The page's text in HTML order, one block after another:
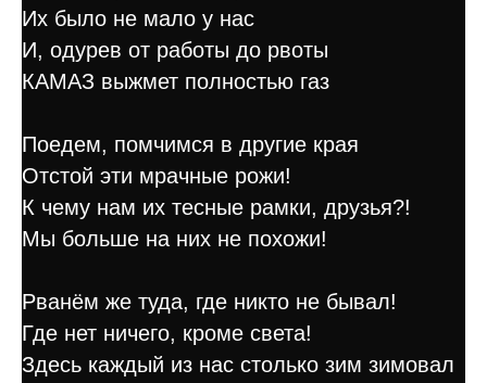
Их было не мало у нас
И, одурев от работы до рвоты
КАМАЗ выжмет полностью газ
Поедем, помчимся в другие края
Отстой эти мрачные рожи!
К чему нам их тесные рамки, друзья?!
Мы больше на них не похожи!
Рванём же туда, где никто не бывал!
Где нет ничего, кроме света!
Здесь каждый из нас столько зим зимовал